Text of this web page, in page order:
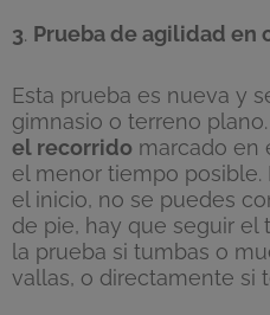
3. Prueba de agilidad en
Esta prueba es nueva y
gimnasio o terreno
el recorrido marcado en
el menor tiempo posible.
el inicio, no se puedes
de pie, hay que seguir el
la prueba si tumbas o
vallas, o directamente si